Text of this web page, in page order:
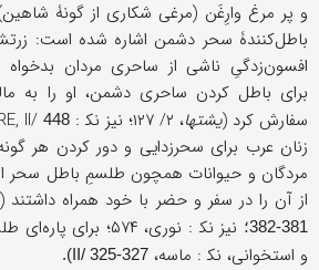
و پر مرغ وارِغَن (مرغی شکاری از گونۀ
باطل‌کنندۀ سحر دشمن اشاره شده است:
افسون‌زدگیِ ناشی از ساحری مردان بدخواه
برای باطل کردن ساحری دشمن، او را به
سفارش کرد (یشتها، ۲/ ۱۲۷؛ نیز ﻧﻜ : ERE, II/ 448
زنان عرب برای سحرزدایی و دور کردن هر
مردگان و حیوانات همچون طلسمِ باطل سحر
از آن را در سفر و حضر با خود همراه داشتند
381-382؛
نیز ﻧﻜ : نوری، ۵۷۴؛
و استخوانی، ﻧﻜ : ماسه، II/ 325-327).